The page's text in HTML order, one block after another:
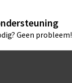
Geen probleem!